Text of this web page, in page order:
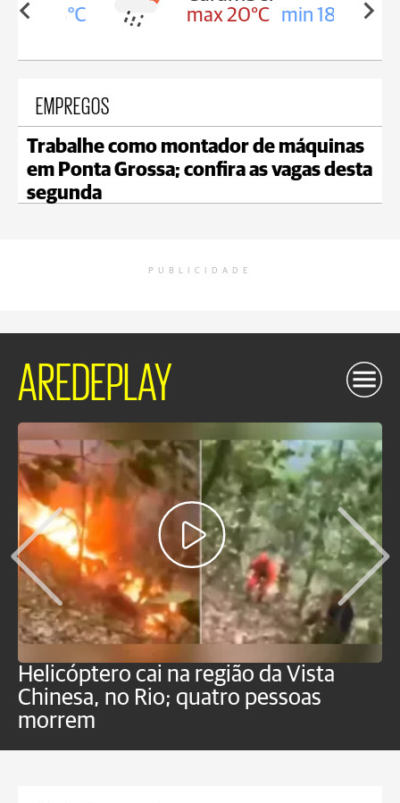
18°C max 20°C min 18°C
EMPREGOS
Trabalhe como montador de máquinas
em Ponta Grossa; confira as vagas desta
segunda
PUBLICIDADE
AREDEPLAY
Helicóptero cai na região da Vista
Chinesa, no Rio; quatro pessoas
morrem